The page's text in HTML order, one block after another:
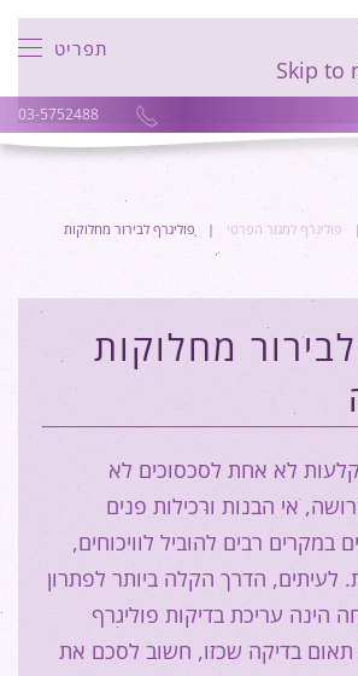
Skip to
תפריט
03-5752488
פוליגרף למגזר הפרטי
פוליגרף לבירור מחלוקות
מחלוקות
לא אחת לסכסוכים לא
אי הבנות ורכילות פנים
במקרים רבים להוביל לוויכוחים,
לעיתים, הדרך הקלה ביותר לפתרון
הינה עריכת בדיקות פוליגרף
בדיקה שכזו, חשוב לסכם את